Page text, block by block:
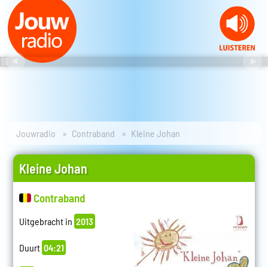
Jouwradio Contraband Kleine Johan
Kleine Johan
Contraband
Uitgebracht in 2013
Duurt 04:21